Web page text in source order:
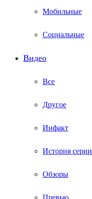
Мобильные
Социальные
Видео
Все
Другое
Инфакт
История серии
Обзоры
Превью